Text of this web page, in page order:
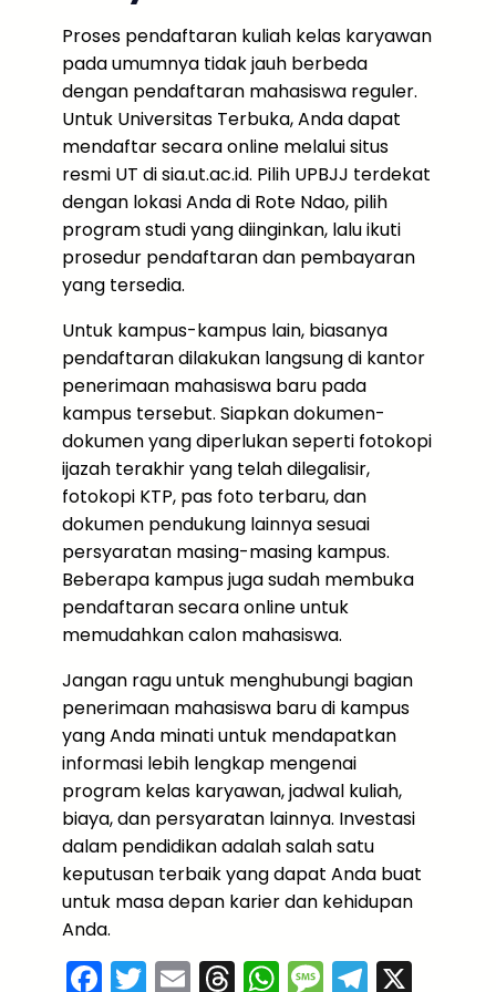
Proses pendaftaran kuliah kelas karyawan
pada umumnya tidak jauh berbeda
dengan pendaftaran mahasiswa reguler.
Untuk Universitas Terbuka, Anda dapat
mendaftar secara online melalui situs
resmi UT di sia.ut.ac.id. Pilih UPBJJ terdekat
dengan lokasi Anda di Rote Ndao, pilih
program studi yang diinginkan, lalu ikuti
prosedur pendaftaran dan pembayaran
yang tersedia.
Untuk kampus-kampus lain, biasanya
pendaftaran dilakukan langsung di kantor
penerimaan mahasiswa baru pada
kampus tersebut. Siapkan dokumen-
dokumen yang diperlukan seperti fotokopi
ijazah terakhir yang telah dilegalisir,
fotokopi KTP, pas foto terbaru, dan
dokumen pendukung lainnya sesuai
persyaratan masing-masing kampus.
Beberapa kampus juga sudah membuka
pendaftaran secara online untuk
memudahkan calon mahasiswa.
Jangan ragu untuk menghubungi bagian
penerimaan mahasiswa baru di kampus
yang Anda minati untuk mendapatkan
informasi lebih lengkap mengenai
program kelas karyawan, jadwal kuliah,
biaya, dan persyaratan lainnya. Investasi
dalam pendidikan adalah salah satu
keputusan terbaik yang dapat Anda buat
untuk masa depan karier dan kehidupan
Anda.
F T E T W M T